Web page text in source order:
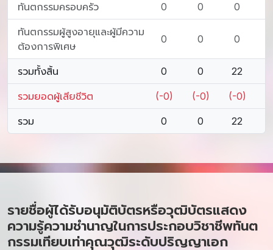
ทันตกรรมครอบครัว 0 0 0
ทันตกรรมผู้สูงอายุและผู้มีความ
ต้องการพิเศษ
0 0 0
รวมทั้งสิ้น 0 0 22
รวมยอดผู้เสียชีวิต (-0) (-0) (-0)
รวม 0 0 22
รายชื่อผู้ได้รับอนุมัติบัตรหรือวุฒิบัตรแสดง
ความรู้ความชำนาญในการประกอบวิชาชีพทันต
กรรมเทียบเท่าคุณวุฒิระดับปริญญาเอก